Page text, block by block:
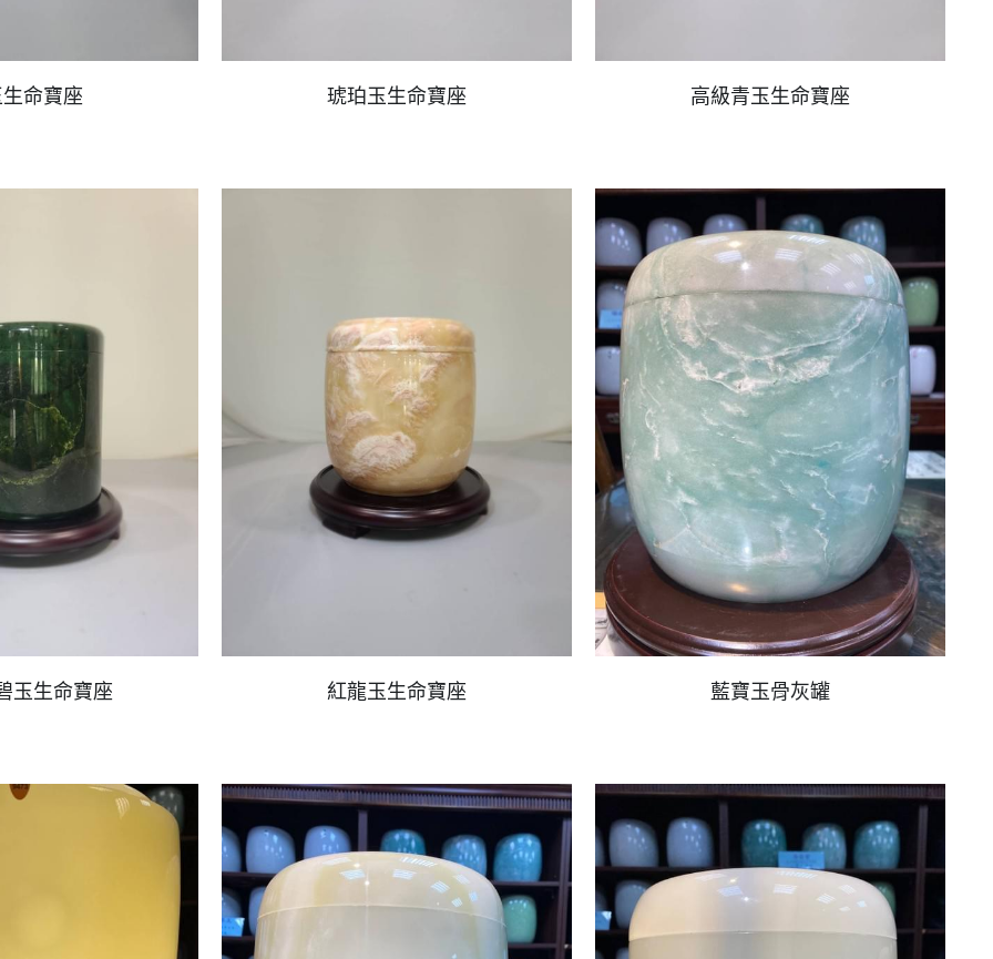
命寶座 琥珀玉生命寶座 高級青玉生命寶座
玉生命寶座 紅龍玉生命寶座 藍寶玉骨灰罐